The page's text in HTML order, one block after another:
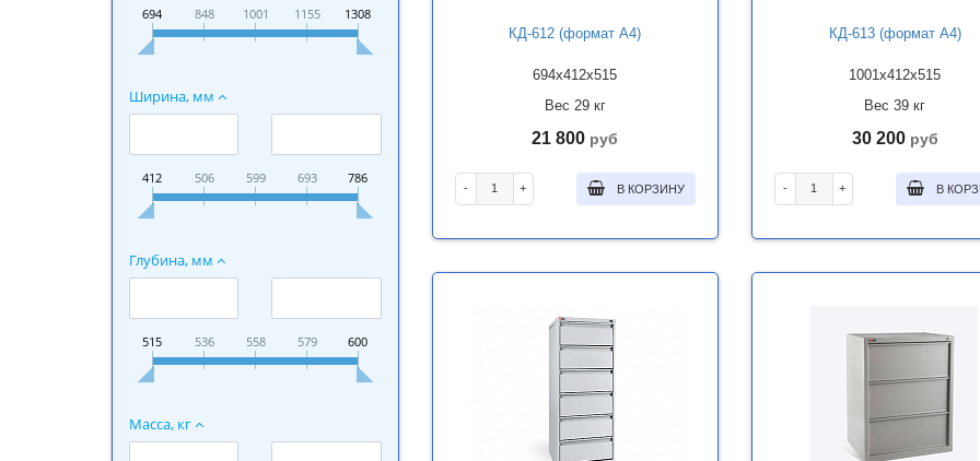
694 848 1001 1155 1308
Ширина, мм
412 506 599 693 786
Глубина, мм
515 536 558 579 600
Масса, кг
КД-612 (формат А4)
694x412x515
Вес 29 кг
21 800 руб
- + В КОРЗИНУ
КД-613 (формат А4)
1001x412x515
Вес 39 кг
30 200 руб
- + В